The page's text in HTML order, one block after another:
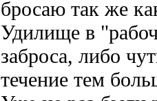
бросаю так же
Удилище в
заброса, либо
течение тем